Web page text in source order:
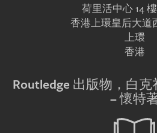
荷里活中心 14 樓
香港上環皇后大道
上環
香港
Routledge 出版物，白克
– 懷特